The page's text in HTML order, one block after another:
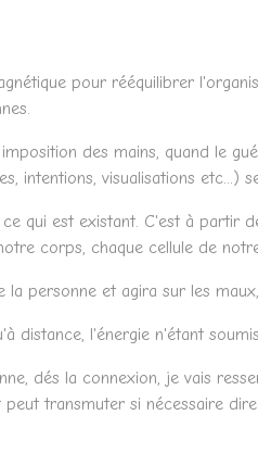
pour rééquilibrer
des mains, quand le
intentions, visualisations
qui est existant. C'est à partir
corps, chaque cellule de
personne et agira sur les
distance, l'énergie n'étant
dés la connexion, je vais
transmuter si nécessaire